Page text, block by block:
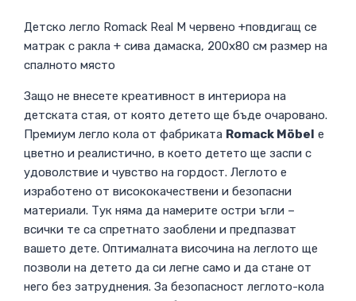
Детско легло Romack Real М червено +повдигащ се
матрак с ракла + сива дамаска, 200х80 см размер на
спалното място
Защо не внесете креативност в интериора на
детската стая, от която детето ще бъде очаровано.
Премиум легло кола от фабриката Romack Möbel е
цветно и реалистично, в което детето ще заспи с
удоволствие и чувство на гордост. Леглото е
изработено от висококачествени и безопасни
материали. Тук няма да намерите остри ъгли –
всички те са спретнато заоблени и предпазват
вашето дете. Оптималната височина на леглото ще
позволи на детето да си легне само и да стане от
него без затруднения. За безопасност леглото-кола